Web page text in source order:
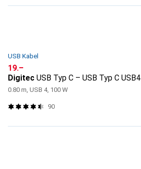
USB Kabel
CHF
19.–
Digitec USB Typ C – USB Typ C USB4
0.80 m, USB 4, 100 W
90